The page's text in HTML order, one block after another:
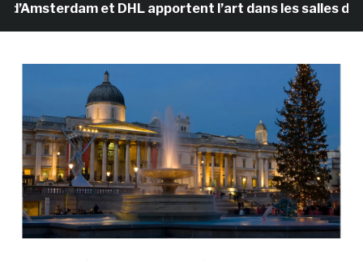
et DHL apportent l’art dans les salles de